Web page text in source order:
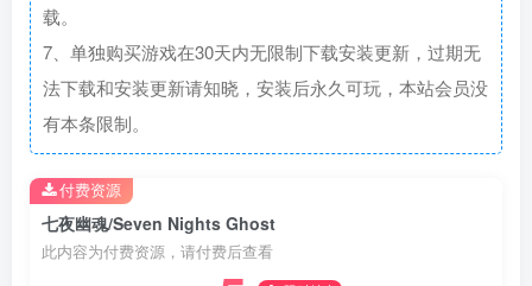
载。
7、单独购买游戏在30天内无限制下载安装更新，过期无
法下载和安装更新请知晓，安装后永久可玩，本站会员没
有本条限制。
七夜幽魂/Seven Nights Ghost
此内容为付费资源，请付费后查看
付费资源